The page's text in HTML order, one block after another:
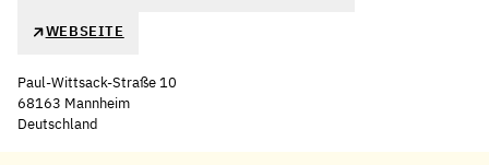
WEBSEITE
Paul-Wittsack-Straße 10
68163 Mannheim
Deutschland